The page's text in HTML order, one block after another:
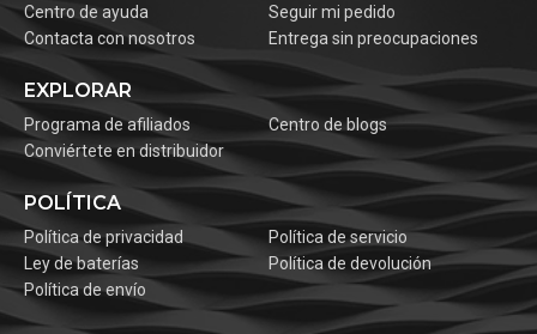
Centro de ayuda
Seguir mi pedido
Contacta con nosotros
Entrega sin preocupaciones
EXPLORAR
Programa de afiliados
Centro de blogs
Conviértete en distribuidor
POLÍTICA
Política de privacidad
Política de servicio
Ley de baterías
Política de devolución
Política de envío